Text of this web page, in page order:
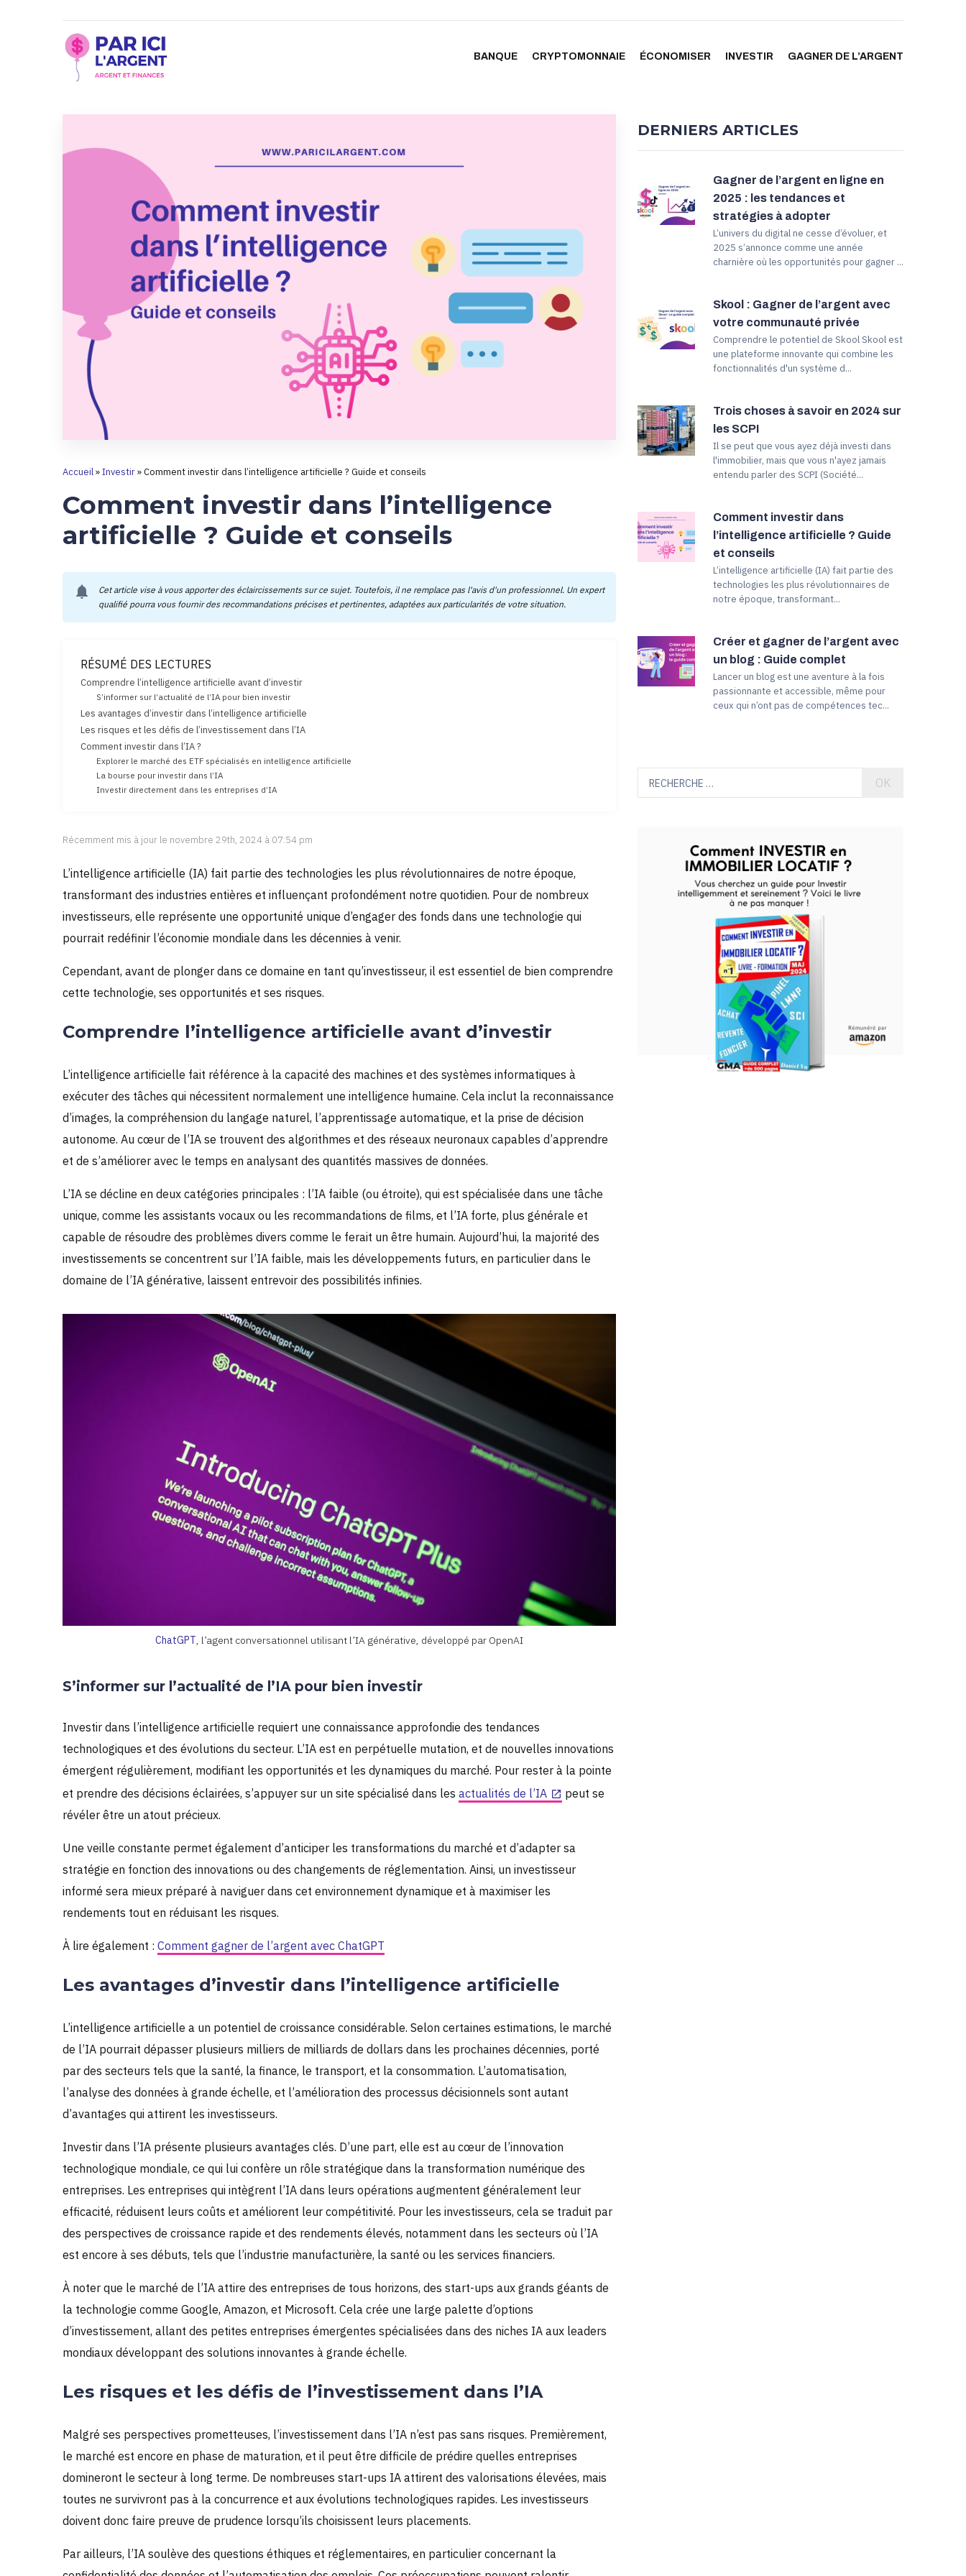
BANQUE CRYPTOMONNAIE ÉCONOMISER INVESTIR GAGNER DE L’ARGENT
Accueil»Investir»Comment investir dans l’intelligence artificielle ? Guide et conseils
Comment investir dans l’intelligence
artificielle ? Guide et conseils
notifications
Cet article vise à vous apporter des éclaircissements sur ce sujet. Toutefois, il ne remplace pas l'avis d'un professionnel. Un expert
qualifié pourra vous fournir des recommandations précises et pertinentes, adaptées aux particularités de votre situation.
RÉSUMÉ DES LECTURES
Comprendre l’intelligence artificielle avant d’investir
S’informer sur l’actualité de l’IA pour bien investir
Les avantages d’investir dans l’intelligence artificielle
Les risques et les défis de l’investissement dans l’IA
Comment investir dans l’IA ?
Explorer le marché des ETF spécialisés en intelligence artificielle
La bourse pour investir dans l’IA
Investir directement dans les entreprises d’IA
Récemment mis à jour le novembre 29th, 2024 à 07:54 pm
L’intelligence artificielle (IA) fait partie des technologies les plus révolutionnaires de notre époque,
transformant des industries entières et influençant profondément notre quotidien. Pour de nombreux
investisseurs, elle représente une opportunité unique d’engager des fonds dans une technologie qui
pourrait redéfinir l’économie mondiale dans les décennies à venir.
Cependant, avant de plonger dans ce domaine en tant qu’investisseur, il est essentiel de bien comprendre
cette technologie, ses opportunités et ses risques.
Comprendre l’intelligence artificielle avant d’investir
L’intelligence artificielle fait référence à la capacité des machines et des systèmes informatiques à
exécuter des tâches qui nécessitent normalement une intelligence humaine. Cela inclut la reconnaissance
d’images, la compréhension du langage naturel, l’apprentissage automatique, et la prise de décision
autonome. Au cœur de l’IA se trouvent des algorithmes et des réseaux neuronaux capables d’apprendre
et de s’améliorer avec le temps en analysant des quantités massives de données.
L’IA se décline en deux catégories principales : l’IA faible (ou étroite), qui est spécialisée dans une tâche
unique, comme les assistants vocaux ou les recommandations de films, et l’IA forte, plus générale et
capable de résoudre des problèmes divers comme le ferait un être humain. Aujourd’hui, la majorité des
investissements se concentrent sur l’IA faible, mais les développements futurs, en particulier dans le
domaine de l’IA générative, laissent entrevoir des possibilités infinies.
ChatGPT, l’agent conversationnel utilisant l’IA générative, développé par OpenAI
S’informer sur l’actualité de l’IA pour bien investir
Investir dans l’intelligence artificielle requiert une connaissance approfondie des tendances
technologiques et des évolutions du secteur. L’IA est en perpétuelle mutation, et de nouvelles innovations
émergent régulièrement, modifiant les opportunités et les dynamiques du marché. Pour rester à la pointe
et prendre des décisions éclairées, s’appuyer sur un site spécialisé dans les actualités de l’IA
peut se
révéler être un atout précieux.
Une veille constante permet également d’anticiper les transformations du marché et d’adapter sa
stratégie en fonction des innovations ou des changements de réglementation. Ainsi, un investisseur
informé sera mieux préparé à naviguer dans cet environnement dynamique et à maximiser les
rendements tout en réduisant les risques.
À lire également : Comment gagner de l’argent avec ChatGPT
Les avantages d’investir dans l’intelligence artificielle
L’intelligence artificielle a un potentiel de croissance considérable. Selon certaines estimations, le marché
de l’IA pourrait dépasser plusieurs milliers de milliards de dollars dans les prochaines décennies, porté
par des secteurs tels que la santé, la finance, le transport, et la consommation. L’automatisation,
l’analyse des données à grande échelle, et l’amélioration des processus décisionnels sont autant
d’avantages qui attirent les investisseurs.
Investir dans l’IA présente plusieurs avantages clés. D’une part, elle est au cœur de l’innovation
technologique mondiale, ce qui lui confère un rôle stratégique dans la transformation numérique des
entreprises. Les entreprises qui intègrent l’IA dans leurs opérations augmentent généralement leur
efficacité, réduisent leurs coûts et améliorent leur compétitivité. Pour les investisseurs, cela se traduit par
des perspectives de croissance rapide et des rendements élevés, notamment dans les secteurs où l’IA
est encore à ses débuts, tels que l’industrie manufacturière, la santé ou les services financiers.
À noter que le marché de l’IA attire des entreprises de tous horizons, des start-ups aux grands géants de
la technologie comme Google, Amazon, et Microsoft. Cela crée une large palette d’options
d’investissement, allant des petites entreprises émergentes spécialisées dans des niches IA aux leaders
mondiaux développant des solutions innovantes à grande échelle.
Les risques et les défis de l’investissement dans l’IA
Malgré ses perspectives prometteuses, l’investissement dans l’IA n’est pas sans risques. Premièrement,
le marché est encore en phase de maturation, et il peut être difficile de prédire quelles entreprises
domineront le secteur à long terme. De nombreuses start-ups IA attirent des valorisations élevées, mais
toutes ne survivront pas à la concurrence et aux évolutions technologiques rapides. Les investisseurs
doivent donc faire preuve de prudence lorsqu’ils choisissent leurs placements.
Par ailleurs, l’IA soulève des questions éthiques et réglementaires, en particulier concernant la
DERNIERS ARTICLES
Gagner de l’argent en ligne en
2025 : les tendances et
stratégies à adopter
L’univers du digital ne cesse d’évoluer, et
2025 s’annonce comme une année
charnière où les opportunités pour gagner ...
Skool : Gagner de l’argent avec
votre communauté privée
Comprendre le potentiel de Skool Skool est
une plateforme innovante qui combine les
fonctionnalités d'un système d...
Trois choses à savoir en 2024 sur
les SCPI
Il se peut que vous ayez déjà investi dans
l'immobilier, mais que vous n'ayez jamais
entendu parler des SCPI (Société...
Comment investir dans
l’intelligence artificielle ? Guide
et conseils
L’intelligence artificielle (IA) fait partie des
technologies les plus révolutionnaires de
notre époque, transformant...
Créer et gagner de l’argent avec
un blog : Guide complet
Lancer un blog est une aventure à la fois
passionnante et accessible, même pour
ceux qui n’ont pas de compétences tec...
OK